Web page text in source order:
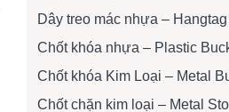
Dây treo mác nhựa –
Chốt khóa nhựa – Plastic
Chốt khóa Kim Loại – Metal
Chốt chặn kim loại – Metal